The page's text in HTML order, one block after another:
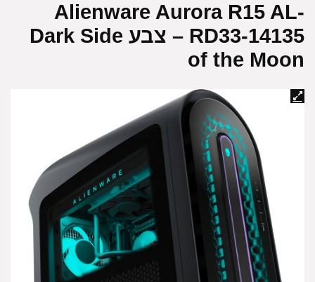
Alienware Aurora R15 AL-
RD33-14135 – צבע Dark Side
of the Moon